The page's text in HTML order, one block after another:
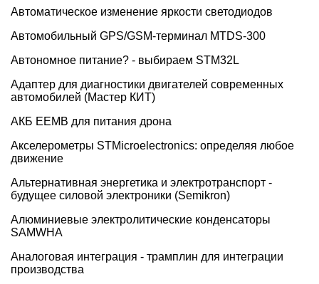
Автоматическое изменение яркости светодиодов
Автомобильный GPS/GSM-терминал MTDS-300
Автономное питание? - выбираем STM32L
Адаптер для диагностики двигателей современных
автомобилей (Мастер КИТ)
АКБ EEMB для питания дрона
Акселерометры STMicroelectronics: определяя любое
движение
Альтернативная энергетика и электротранспорт -
будущее силовой электроники (Semikron)
Алюминиевые электролитические конденсаторы
SAMWHA
Аналоговая интеграция - трамплин для интеграции
производства